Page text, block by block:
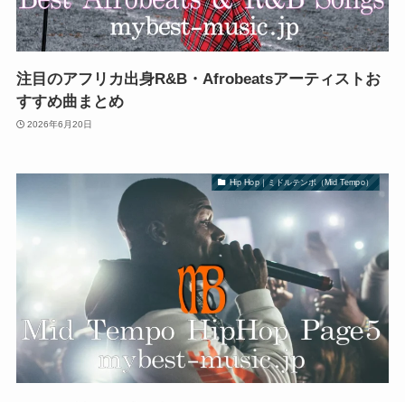
注目のアフリカ出身R&B・Afrobeatsアーティストお
すすめ曲まとめ
2026年6月20日
Hip Hop｜ミドルテンポ（Mid Tempo）